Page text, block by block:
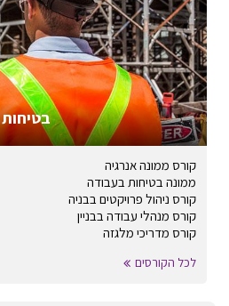
בטיחות
קורס ממונה אנרגיה
ממונה בטיחות בעבודה
קורס ניהול פרויקטים בבניה
קורס מנהלי עבודה בבניין
קורס מדריכי מלגזה
לכל הקורסים